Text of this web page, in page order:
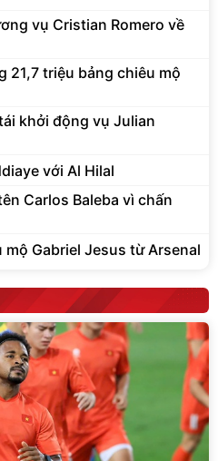
vụ Cristian Romero về
21,7 triệu bảng chiêu mộ
khởi động vụ Julian
với Al Hilal
Carlos Baleba vì chấn
Gabriel Jesus từ Arsenal